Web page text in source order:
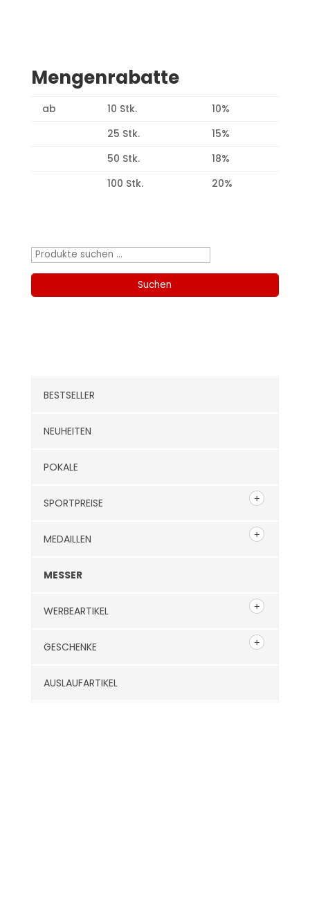
Mengenrabatte
ab 10 Stk.
10%
25 Stk.
15%
50 Stk.
18%
100 Stk.
20%
Suchen
Suchen
BESTSELLER
NEUHEITEN
POKALE
SPORTPREISE
MEDAILLEN
MESSER
WERBEARTIKEL
GESCHENKE
AUSLAUFARTIKEL